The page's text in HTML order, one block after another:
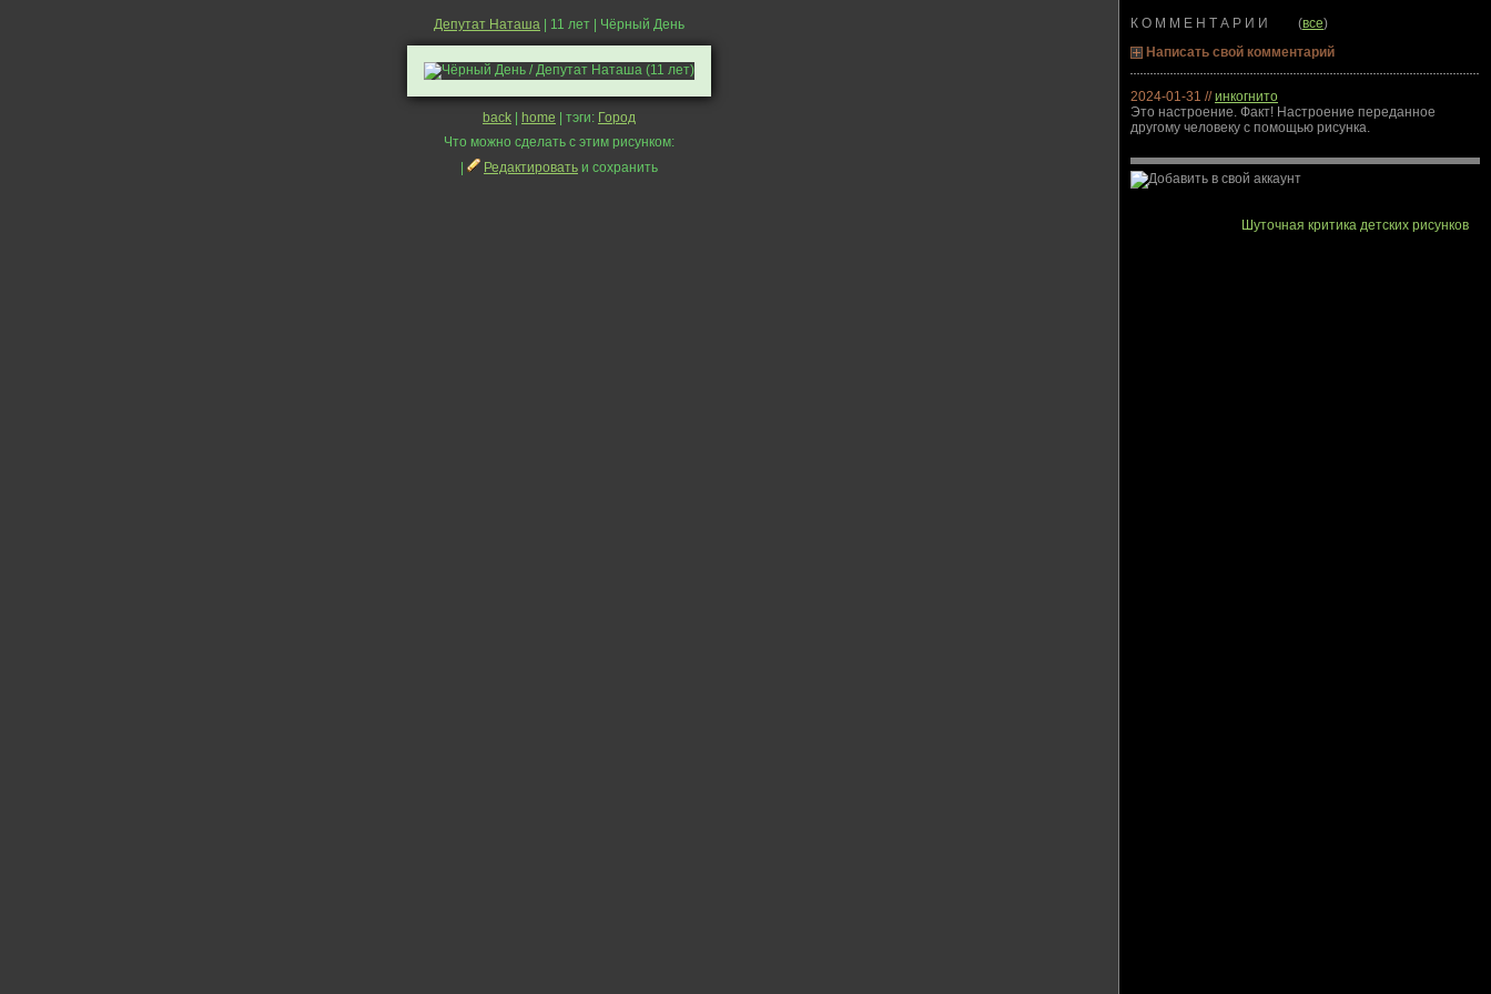
Депутат Наташа | 11 лет | Чёрный День
back home | тэги: Город
Что можно сделать с этим рисунком:
Редактировать и сохранить
К О М М Е Н Т А Р И И (все)
Написать свой комментарий
2024-01-31 //инкогнито
Это настроение. Факт! Настроение переданное
другому человеку с помощью рисунка.
Шуточная критика детских рисунков